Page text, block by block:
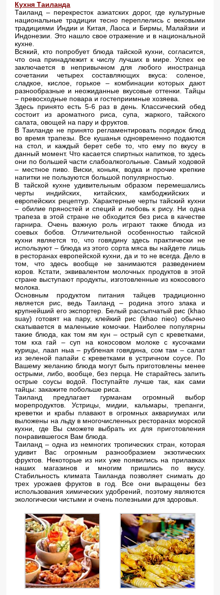
Кухня Таиланда
Таиланд – перекресток азиатских дорог, где культурные
национальные традиции тесно переплелись с вековыми
традициями Индии и Китая, Лаоса и Бирмы, Малайзии и
Индонезии. Это нашло свое отражение и в национальной
кухне.
Всякий, кто попробует блюда тайской кухни, согласится,
что она принадлежит к числу лучших в мире. Успех ее
заключается в непривычном для любого иностранца
сочетании четырех составляющих вкуса: соленое,
сладкое, кислое, горькое – комбинации которых дают
разнообразные и неожиданные вкусовые оттенки. Тайцы
– превосходные повара и гостеприимные хозяева.
Здесь принято есть 5-6 раз в день. Классический обед
состоит из ароматного риса, супа, жаркого, тайского
салата, овощей на пару и фруктов.
В Таиланде не принято регламентировать порядок блюд
во время трапезы. Все кушанья одновременно подаются
на стол, и каждый берет себе то, что ему по вкусу в
данный момент. Что касается спиртных напитков, то здесь
они по большей части слабоалкогольные. Самый ходовой
– местное пиво. Виски, коньяк, водка и прочие крепкие
напитки не пользуются большой популярностью.
В тайской кухне удивительным образом перемешались
черты индийских, китайских, камбоджийских и
европейских рецептур. Характерные черты тайский кухни
– обилие пряностей и специй и любовь к рису. Ни одна
трапеза в этой стране не обходится без риса в качестве
гарнира. Очень важную роль играют также блюда из
соевых бобов. Отличительной особенностью тайской
кухни является то, что говядину здесь практически не
используют – блюда из этого сорта мяса вы найдете лишь
в ресторанах европейской кухни, да и то не всегда. Дело в
том, что здесь вообще не занимаются разведением
коров. Кстати, эквивалентом молочных продуктов в этой
стране выступают продукты, изготовленные из кокосового
молока.
Основным продуктом питания тайцев традиционно
является рис, ведь Таиланд – родина этого злака и
крупнейший его экспортер. Белый рассыпчатый рис (khao
suay) готовят на пару, клейкий рис (khao nieo) обычно
скатывается в маленькие комочки. Наиболее популярны
такие блюда, как том ям кун – острый суп с креветками,
том кха гай – суп на кокосовом молоке с кусочками
курицы, лаап ныа – рубленая говядина, сом там – салат
из зеленой папайи с креветками в устричном соусе. По
Вашему желанию блюда могут быть приготовлены менее
острыми, либо, вообще, без перца. Не старайтесь запить
острые соусы водой. Поступайте лучше так, как сами
тайцы: закажите побольше риса.
Таиланд предлагает гурманам огромный выбор
морепродуктов. Устрицы, мидии, кальмары, трепанги,
креветки и крабы плавают в огромных аквариумах или
выложены на льду в многочисленных ресторанах морской
кухни, где Вы сможете выбрать их для приготовления
понравившегося Вам блюда.
Таиланд – одна из немногих тропических стран, которая
удивит Вас огромным разнообразием экзотических
фруктов. Некоторые из них уже появились на прилавках
наших магазинов и многим пришлись по вкусу.
Стабильность климата Таиланда позволяет снимать до
трех урожаев фруктов в год. Все они выращены без
использования химических удобрений, поэтому являются
экологически чистыми и очень полезными для здоровья.